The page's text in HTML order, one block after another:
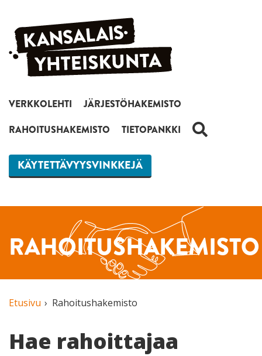
Siirry sisältöön
VERKKOLEHTI
JÄRJESTÖHAKEMISTO
RAHOITUSHAKEMISTO
TIETOPANKKI HAKU
KÄYTETTÄVYYSVINKKEJÄ
RAHOITUSHAKEMISTO
Etusivu Rahoitushakemisto
Hae rahoittajaa